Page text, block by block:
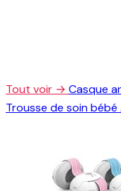
Tout voir → Casque
Trousse de soin bébé